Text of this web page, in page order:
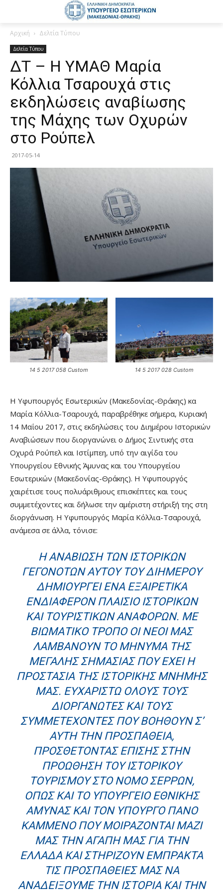
Αρχική Δελτία Τύπου
Δελτία Τύπου
ΔΤ – Η ΥΜΑΘ Μαρία
Κόλλια Τσαρουχά στις
εκδηλώσεις αναβίωσης
της Μάχης των Οχυρών
στο Ρούπελ
2017-05-14
14 5 2017 058 Custom 14 5 2017 028 Custom
Η Υφυπουργός Εσωτερικών (Μακεδονίας-Θράκης) κα
Μαρία Κόλλια-Τσαρουχά, παραβρέθηκε σήμερα, Κυριακή
14 Μαΐου 2017, στις εκδηλώσεις του Διημέρου Ιστορικών
Αναβιώσεων που διοργανώνει ο Δήμος Σιντικής στα
Οχυρά Ρούπελ και Ιστίμπεη, υπό την αιγίδα του
Υπουργείου Εθνικής Άμυνας και του Υπουργείου
Εσωτερικών (Μακεδονίας-Θράκης). Η Υφυπουργός
χαιρέτισε τους πολυάριθμους επισκέπτες και τους
συμμετέχοντες και δήλωσε την αμέριστη στήριξή της στη
διοργάνωση. Η Υφυπουργός Μαρία Κόλλια-Τσαρουχά,
ανάμεσα σε άλλα, τόνισε:
Η ΑΝΑΒΊΩΣΗ ΤΩΝ ΙΣΤΟΡΙΚΏΝ
ΓΕΓΟΝΌΤΩΝ ΑΥΤΟΎ ΤΟΥ ΔΙΗΜΈΡΟΥ
ΔΗΜΙΟΥΡΓΕΊ ΈΝΑ ΕΞΑΙΡΕΤΙΚΆ
ΕΝΔΙΑΦΈΡΟΝ ΠΛΑΊΣΙΟ ΙΣΤΟΡΙΚΏΝ
ΚΑΙ ΤΟΥΡΙΣΤΙΚΏΝ ΑΝΑΦΟΡΏΝ. ΜΕ
ΒΙΩΜΑΤΙΚΌ ΤΡΌΠΟ ΟΙ ΝΈΟΙ ΜΑΣ
ΛΑΜΒΆΝΟΥΝ ΤΟ ΜΉΝΥΜΑ ΤΗΣ
ΜΕΓΆΛΗΣ ΣΗΜΑΣΊΑΣ ΠΟΥ ΈΧΕΙ Η
ΠΡΟΣΤΑΣΊΑ ΤΗΣ ΙΣΤΟΡΙΚΉΣ ΜΝΉΜΗΣ
ΜΑΣ. ΕΥΧΑΡΙΣΤΏ ΌΛΟΥΣ ΤΟΥΣ
ΔΙΟΡΓΑΝΩΤΈΣ ΚΑΙ ΤΟΥΣ
ΣΥΜΜΕΤΈΧΟΝΤΕΣ ΠΟΥ ΒΟΗΘΟΎΝ Σ’
ΑΥΤΉ ΤΗΝ ΠΡΟΣΠΆΘΕΙΑ,
ΠΡΟΣΘΈΤΟΝΤΑΣ ΕΠΊΣΗΣ ΣΤΗΝ
ΠΡΟΏΘΗΣΗ ΤΟΥ ΙΣΤΟΡΙΚΟΎ
ΤΟΥΡΙΣΜΟΎ ΣΤΟ ΝΟΜΌ ΣΕΡΡΏΝ,
ΌΠΩΣ ΚΑΙ ΤΟ ΥΠΟΥΡΓΕΊΟ ΕΘΝΙΚΉΣ
ΆΜΥΝΑΣ ΚΑΙ ΤΟΝ ΥΠΟΥΡΓΌ ΠΆΝΟ
ΚΑΜΜΈΝΟ ΠΟΥ ΜΟΙΡΆΖΟΝΤΑΙ ΜΑΖΊ
ΜΑΣ ΤΗΝ ΑΓΆΠΗ ΜΑΣ ΓΙΑ ΤΗΝ
ΕΛΛΆΔΑ ΚΑΙ ΣΤΗΡΊΖΟΥΝ ΈΜΠΡΑΚΤΑ
ΤΙΣ ΠΡΟΣΠΆΘΕΙΕΣ ΜΑΣ ΝΑ
ΑΝΑΔΕΊΞΟΥΜΕ ΤΗΝ ΙΣΤΟΡΊΑ ΚΑΙ ΤΗΝ